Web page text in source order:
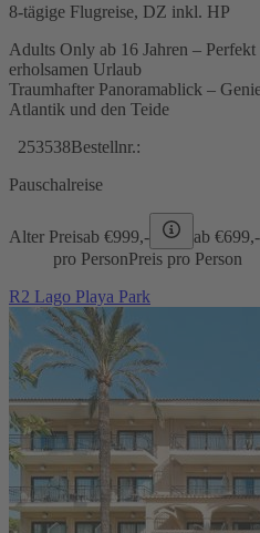
8-tägige Flugreise, DZ inkl. HP
Adults Only ab 16 Jahren –
erholsamen Urlaub
Traumhafter Panoramablick –
Atlantik und den Teide
253538Bestellnr.:
Pauschalreise
Alter Preisab €999,- ab €699,-
pro PersonPreis pro Person
R2 Lago Playa Park